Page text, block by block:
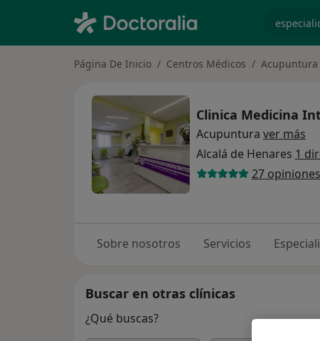
Página De Inicio Centros Médicos Acupuntura
Clinica Medicina
Acupuntura ver más
Alcalá de Henares 1
27 opiniones
Sobre nosotros Servicios
Buscar en otras clínicas
¿Qué buscas?